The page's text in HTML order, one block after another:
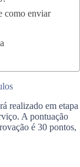
como enviar
realizado em etapa
A pontuação
é 30 pontos,